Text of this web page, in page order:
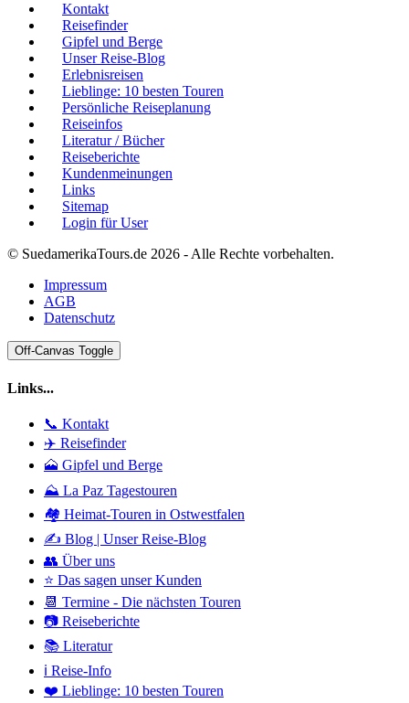
Kontakt
Reisefinder
Gipfel und Berge
Unser Reise-Blog
Erlebnisreisen
Lieblinge: 10 besten Touren
Persönliche Reiseplanung
Reiseinfos
Literatur / Bücher
Reiseberichte
Kundenmeinungen
Links
Sitemap
Login für User
© SuedamerikaTours.de 2026 - Alle Rechte vorbehalten.
Impressum
AGB
Datenschutz
Off-Canvas Toggle
Links...
📞 Kontakt
✈️ Reisefinder
🗻 Gipfel und Berge
⛰️ La Paz Tagestouren
🏘️ Heimat-Touren in Ostwestfalen
✍️ Blog | Unser Reise-Blog
👥 Über uns
⭐ Das sagen unser Kunden
📆 Termine - Die nächsten Touren
📷 Reiseberichte
📚 Literatur
ℹ️ Reise-Info
❤️ Lieblinge: 10 besten Touren